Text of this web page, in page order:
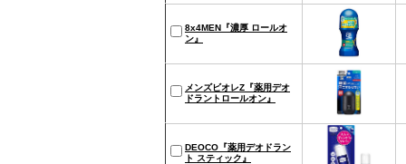
8x4MEN『濃厚 ロールオ
ン』
メンズビオレZ『薬用デオ
ドラントロールオン』
DEOCO『薬用デオドラン
ト スティック』